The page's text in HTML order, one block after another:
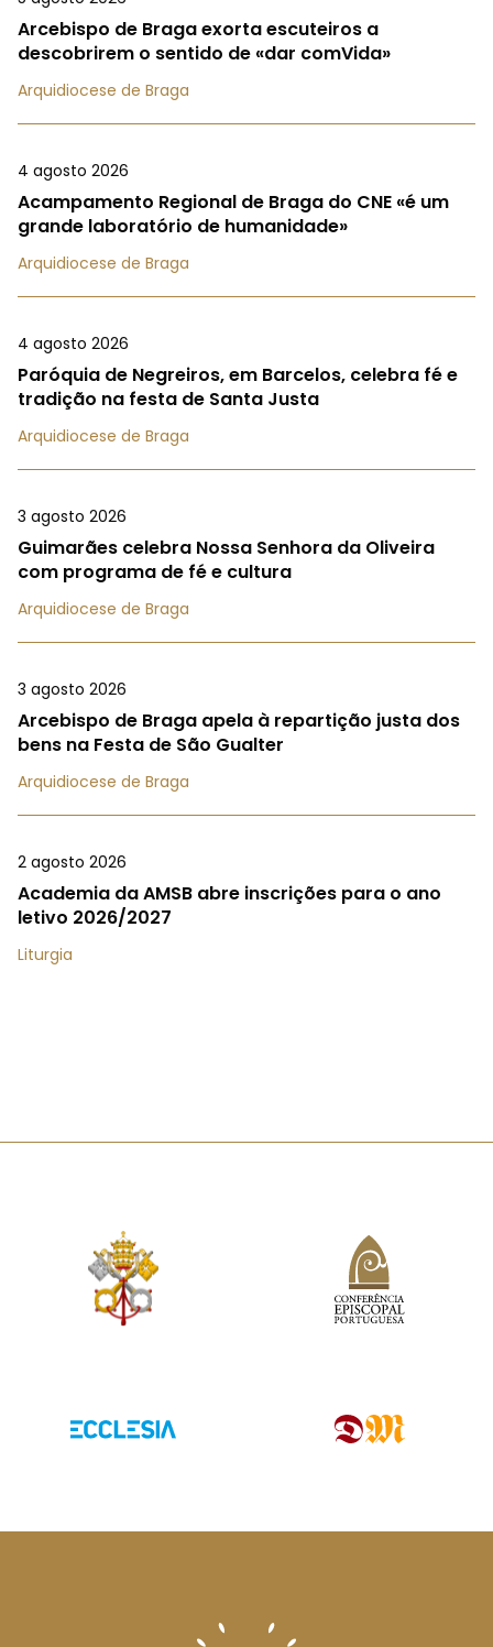
Arcebispo de Braga exorta escuteiros a
descobrirem o sentido de «dar comVida»
Arquidiocese de Braga
4 agosto 2026
Acampamento Regional de Braga do CNE «é um
grande laboratório de humanidade»
Arquidiocese de Braga
4 agosto 2026
Paróquia de Negreiros, em Barcelos, celebra fé e
tradição na festa de Santa Justa
Arquidiocese de Braga
3 agosto 2026
Guimarães celebra Nossa Senhora da Oliveira
com programa de fé e cultura
Arquidiocese de Braga
3 agosto 2026
Arcebispo de Braga apela à repartição justa dos
bens na Festa de São Gualter
Arquidiocese de Braga
2 agosto 2026
Academia da AMSB abre inscrições para o ano
letivo 2026/2027
Liturgia